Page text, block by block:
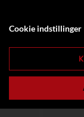
Cookie indstillinger